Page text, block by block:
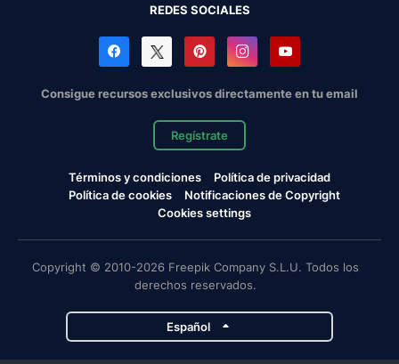
REDES SOCIALES
Consigue recursos exclusivos directamente en tu email
Regístrate
Términos y condiciones
Política de privacidad
Política de cookies
Notificaciones de Copyright
Cookies settings
Copyright © 2010-2026 Freepik Company S.L.U. Todos los
derechos reservados.
Español